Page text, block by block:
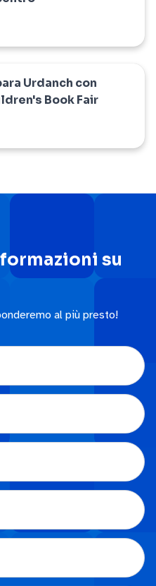
Urdanch con
Book Fair
su
al più presto!